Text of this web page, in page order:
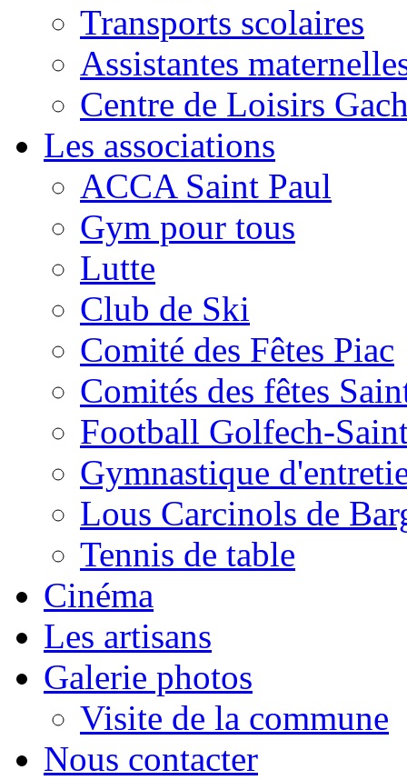
Transports scolaires
Assistantes
Centre de Loisirs
Les associations
ACCA Saint Paul
Gym pour tous
Lutte
Club de Ski
Comité des Fêtes Piac
Comités des fêtes
Football Golfech-
Gymnastique
Lous Carcinols de
Tennis de table
Cinéma
Les artisans
Galerie photos
Visite de la commune
Nous contacter